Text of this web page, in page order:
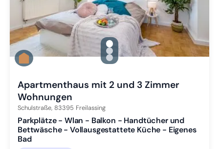
gallery.slide_selector
Zu Slide 1 wechseln
Zu Slide 2 wechseln
Zu Slide 3 wechseln
Apartmenthaus mit 2 und 3 Zimmer
Wohnungen
Schulstraße, 83395 Freilassing
Parkplätze - Wlan - Balkon - Handtücher und
Bettwäsche - Vollausgestattete Küche - Eigenes
Bad